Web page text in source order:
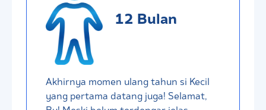
12 Bulan
Akhirnya momen ulang tahun si Kecil
yang pertama datang juga! Selamat,